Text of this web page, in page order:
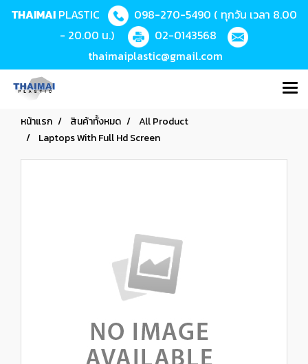
THAIMAIPLASTIC 098-270-5490 ( ทุกวัน เวลา 8.00
- 20.00 น.)
02-0143568
thaimaiplastic@gmail.com
หน้าแรก สินค้าทั้งหมด
All Product
Laptops With Full Hd Screen